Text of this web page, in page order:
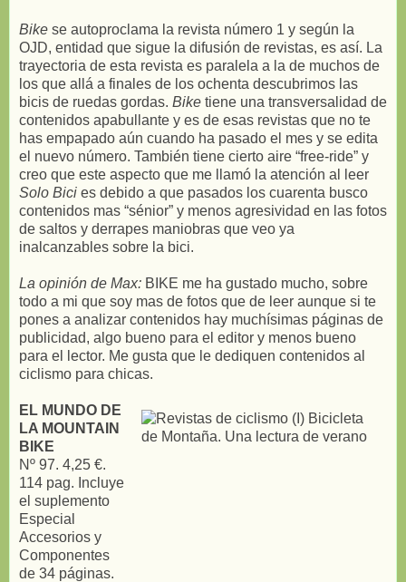
Bike se autoproclama la revista número 1 y según la
OJD, entidad que sigue la difusión de revistas, es así. La
trayectoria de esta revista es paralela a la de muchos de
los que allá a finales de los ochenta descubrimos las
bicis de ruedas gordas. Bike tiene una transversalidad de
contenidos apabullante y es de esas revistas que no te
has empapado aún cuando ha pasado el mes y se edita
el nuevo número. También tiene cierto aire “free-ride” y
creo que este aspecto que me llamó la atención al leer
Solo Bici es debido a que pasados los cuarenta busco
contenidos mas “sénior” y menos agresividad en las fotos
de saltos y derrapes maniobras que veo ya
inalcanzables sobre la bici.
La opinión de Max: BIKE me ha gustado mucho, sobre
todo a mi que soy mas de fotos que de leer aunque si te
pones a analizar contenidos hay muchísimas páginas de
publicidad, algo bueno para el editor y menos bueno
para el lector. Me gusta que le dediquen contenidos al
ciclismo para chicas.
EL MUNDO DE
LA MOUNTAIN
BIKE
Nº 97. 4,25 €.
114 pag. Incluye
el suplemento
Especial
Accesorios y
Componentes
de 34 páginas.